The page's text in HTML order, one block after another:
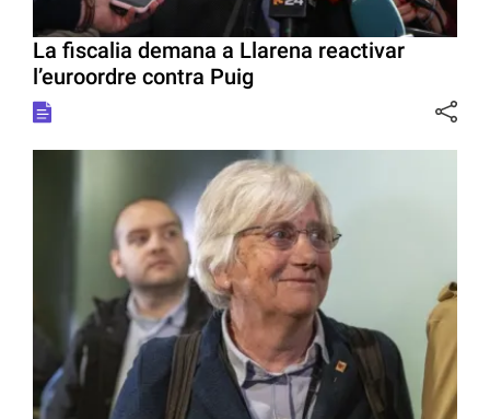
La fiscalia demana a Llarena reactivar
l’euroordre contra Puig